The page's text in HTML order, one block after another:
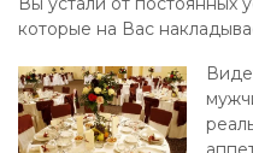
которые на Вас